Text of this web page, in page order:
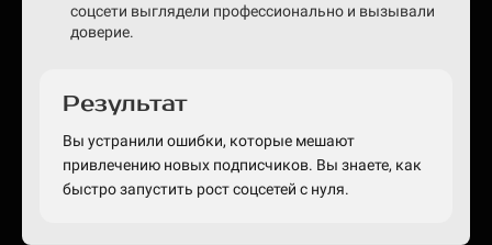
соцсети выглядели профессионально и вызывали
доверие.
Результат
Вы устранили ошибки, которые мешают
привлечению новых подписчиков. Вы знаете, как
быстро запустить рост соцсетей с нуля.